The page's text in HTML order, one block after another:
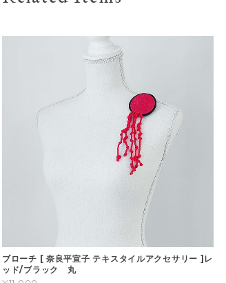
ブローチ [ 奈良平宣子 テキスタイルアクセサリー ]レ
ッド/ブラック 丸